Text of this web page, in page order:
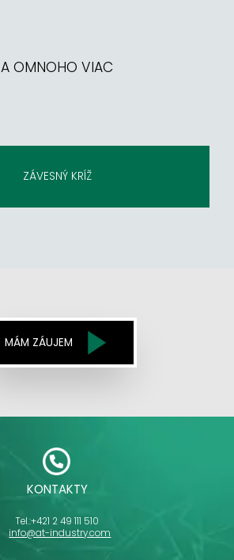
A OMNOHO VIAC
ZÁVESNÝ KRÍŽ
MÁM ZÁUJEM
KONTAKTY
Tel.:+421 2 49 111 510
info@at-industry.com